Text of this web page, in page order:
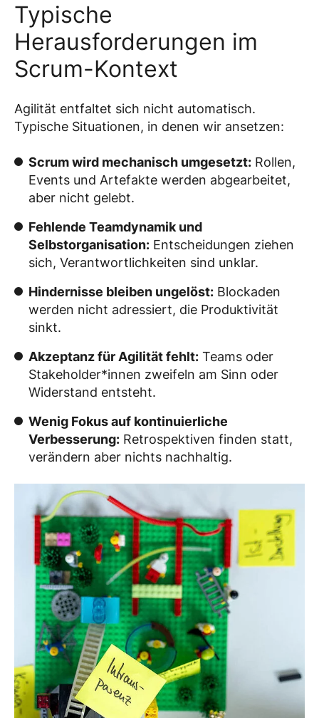
Typische
Herausforderungen im
Scrum-Kontext
Agilität entfaltet sich nicht automatisch.
Typische Situationen, in denen wir ansetzen:
Scrum wird mechanisch umgesetzt: Rollen,
Events und Artefakte werden abgearbeitet,
aber nicht gelebt.
Fehlende Teamdynamik und
Selbstorganisation: Entscheidungen ziehen
sich, Verantwortlichkeiten sind unklar.
Hindernisse bleiben ungelöst: Blockaden
werden nicht adressiert, die Produktivität
sinkt.
Akzeptanz für Agilität fehlt: Teams oder
Stakeholder*innen zweifeln am Sinn oder
Widerstand entsteht.
Wenig Fokus auf kontinuierliche
Verbesserung: Retrospektiven finden statt,
verändern aber nichts nachhaltig.